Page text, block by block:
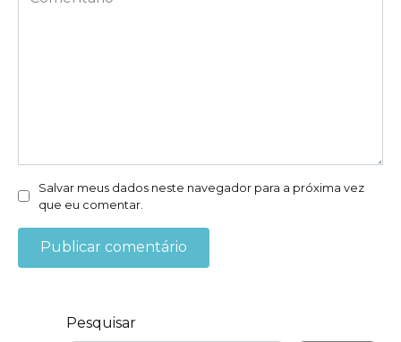
Salvar meus dados neste navegador para a próxima vez
que eu comentar.
Pesquisar